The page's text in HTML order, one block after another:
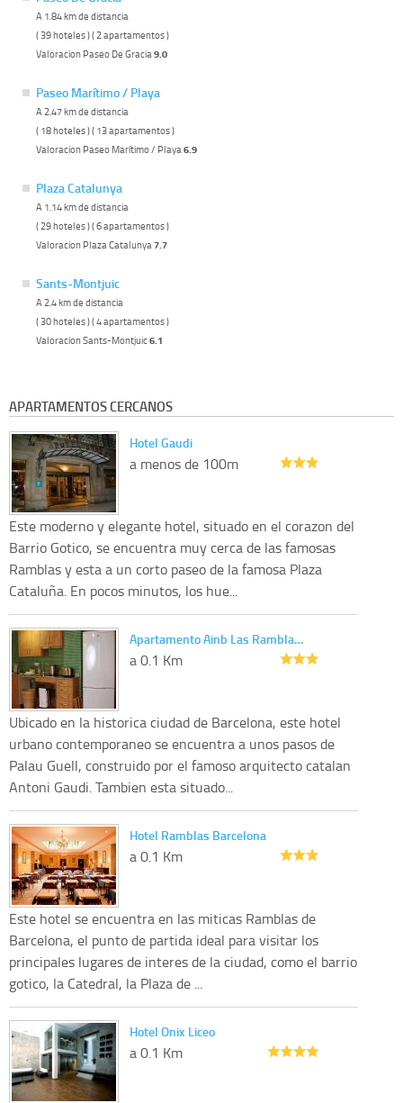
A 1.84 km de distancia
( 39 hoteles ) ( 2 apartamentos )
Valoracion Paseo De Gracia 9.0
Paseo Marítimo / Playa
A 2.47 km de distancia
( 18 hoteles ) ( 13 apartamentos )
Valoracion Paseo Marítimo / Playa 6.9
Plaza Catalunya
A 1.14 km de distancia
( 29 hoteles ) ( 6 apartamentos )
Valoracion Plaza Catalunya 7.7
Sants-Montjuic
A 2.4 km de distancia
( 30 hoteles ) ( 4 apartamentos )
Valoracion Sants-Montjuic6.1
APARTAMENTOS CERCANOS
Hotel Gaudi
a menos de 100m
Este moderno y elegante hotel, situado en el corazon del
Barrio Gotico, se encuentra muy cerca de las famosas
Ramblas y esta a un corto paseo de la famosa Plaza
Cataluña. En pocos minutos, los hue...
Apartamento Ainb Las Rambla…
a 0.1 Km
Ubicado en la historica ciudad de Barcelona, este hotel
urbano contemporaneo se encuentra a unos pasos de
Palau Guell, construido por el famoso arquitecto catalan
Antoni Gaudi. Tambien esta situado...
Hotel Ramblas Barcelona
a 0.1 Km
Este hotel se encuentra en las miticas Ramblas de
Barcelona, el punto de partida ideal para visitar los
principales lugares de interes de la ciudad, como el barrio
gotico, la Catedral, la Plaza de ...
Hotel Onix Liceo
a 0.1 Km